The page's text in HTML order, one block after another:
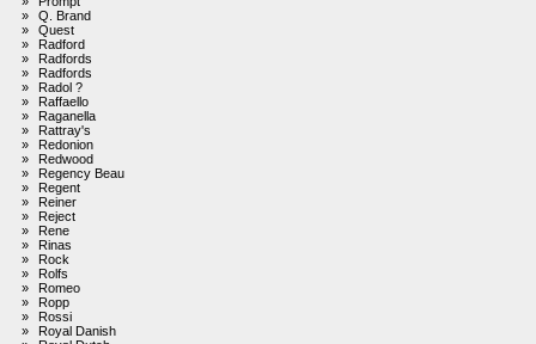
»
Q. Brand
»
Quest
»
Radford
»
Radfords
»
Radfords
»
Radol ?
»
Raffaello
»
Raganella
»
Rattray's
»
Redonion
»
Redwood
»
Regency Beau
»
Regent
»
Reiner
»
Reject
»
Rene
»
Rinas
»
Rock
»
Rolfs
»
Romeo
»
Ropp
»
Rossi
»
Royal Danish